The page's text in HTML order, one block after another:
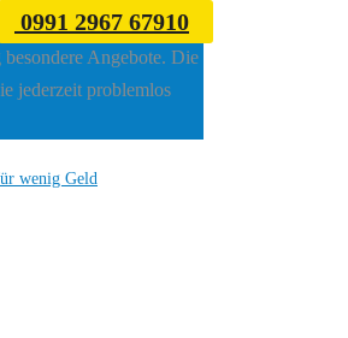
0991 2967 67910
beim Travelclub
Angebote. Die
jederzeit problemlos